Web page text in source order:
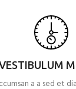
a a sed et